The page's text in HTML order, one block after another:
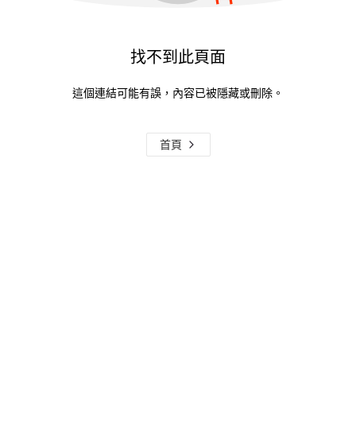
找不到此頁面
這個連結可能有誤，內容已被隱藏或刪除。
首頁